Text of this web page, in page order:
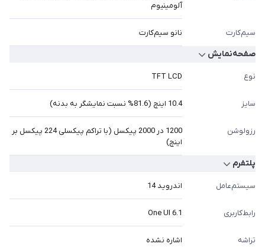
آلومینیوم
سیم‎‎‎‎‎‎‎‎‎‎کارت نانو سیم‎‎‎‎‎‎‎کارت
صفحه‌نمایش
نوع TFT LCD
سایز 10.4 اینچ (81.6% نسبت نمایشگر به بدنه)
رزولوشن
1200 در 2000 پیکسل (با تراکم پیکسلی 224 پیکسل بر
اینچ)
پلتفرم
سیستم‌عامل اندروید 14
رابط‎‎‎‎‎‎‎‎‎‎کاربری One UI 6.1
تراشه اشاره نشده